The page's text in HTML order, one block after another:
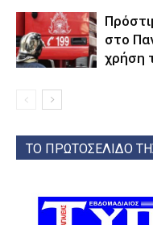
στο
χρήση
ΤΟ ΠΡΩΤΟΣΕΛΙΔΟ